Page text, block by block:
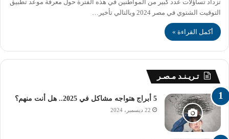
تزداد تساؤلات عدد كبير من المواطنين في هذه الفترة حول معرفة موعد تطبيق
التوقيت الشتوي في مصر 2024 وبالتالي تأخير…
أكمل القراءة »
تـريـنـد مـصـر
5 أبراج هتواجه مشاكل في 2025.. هل أنت منهم؟
22 ديسمبر، 2024